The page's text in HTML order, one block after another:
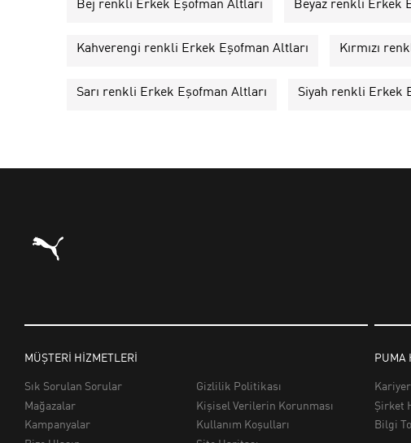
Bej renkli Erkek Eşofman Altları Beyaz renkli Erkek
Kahverengi renkli Erkek Eşofman Altları Kırmızı
Sarı renkli Erkek Eşofman Altları Siyah renkli Erkek